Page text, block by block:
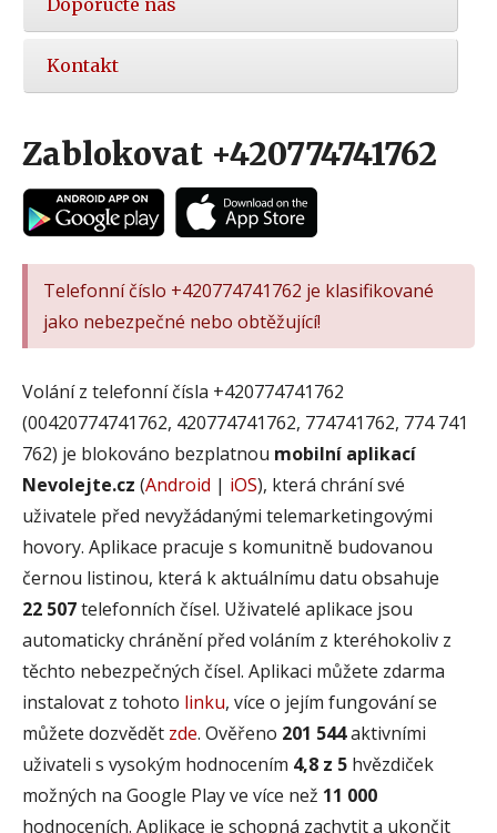
Doporučte nás
Kontakt
Zablokovat +420774741762
Telefonní číslo +420774741762 je klasifikované
jako nebezpečné nebo obtěžující!
Volání z telefonní čísla +420774741762
(00420774741762, 420774741762, 774741762, 774 741
762) je blokováno bezplatnou mobilní aplikací
Nevolejte.cz (Android | iOS), která chrání své
uživatele před nevyžádanými telemarketingovými
hovory. Aplikace pracuje s komunitně budovanou
černou listinou, která k aktuálnímu datu obsahuje
22 507telefonních čísel. Uživatelé aplikace jsou
automaticky chránění před voláním z kteréhokoliv z
těchto nebezpečných čísel. Aplikaci můžete zdarma
instalovat z tohoto linku, více o jejím fungování se
můžete dozvědět zde. Ověřeno 201 544aktivními
uživateli s vysokým hodnocením 4,8 z 5 hvězdiček
možných na Google Play ve více než 11 000
hodnoceních. Aplikace je schopná zachytit a ukončit